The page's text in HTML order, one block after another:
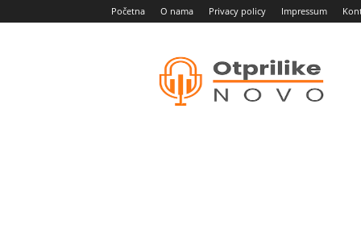
Početna O nama Privacy policy Impressum
novo